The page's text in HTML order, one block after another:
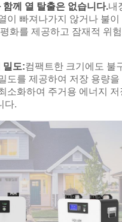
함께 열 탈출은 없습니다.내
이 빠져나가지 않거나 불
화를 제공하고 잠재적 위
밀도:컴팩트한 크기에도 불
도를 제공하여 저장 용량
소화하여 주거용 에너지
다.